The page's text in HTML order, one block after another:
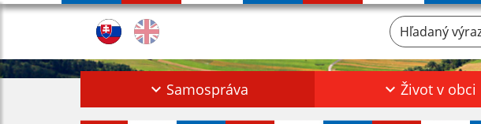
Hľadaný výraz...
Samospráva Život v obci